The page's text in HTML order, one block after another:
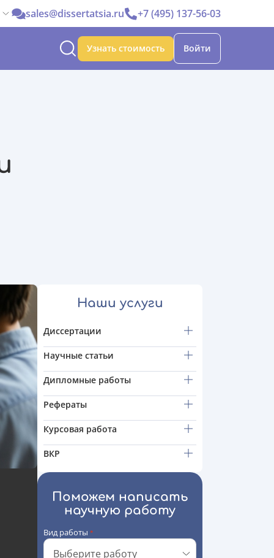
sales@dissertatsia.ru +7 (495) 137-56-03
Узнать стоимость Войти
Наши услуги
Диссертации
Научные статьи
Дипломные работы
Рефераты
Курсовая работа
ВКР
Поможем написать
научную работу
Вид работы *